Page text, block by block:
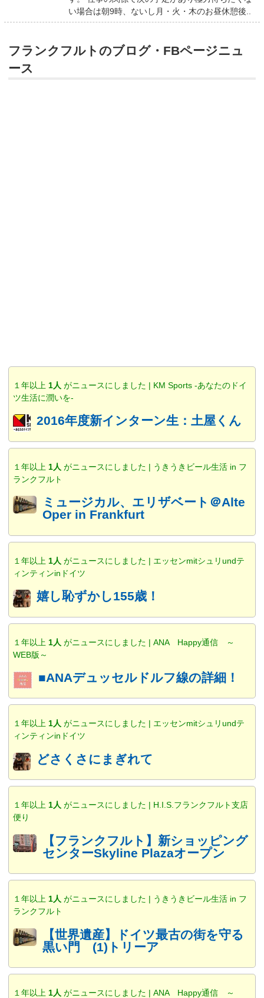
い場合は朝9時、ないし月・火・木のお昼休憩後..
フランクフルトのブログ・FBページニュ
ース
１年以上 1人 がニュースにしました | KM Sports -あなたのドイ
ツ生活に潤いを-
2016年度新インターン生：土屋くん
１年以上 1人 がニュースにしました | うきうきビール生活 in フ
ランクフルト
ミュージカル、エリザベート＠Alte
Oper in Frankfurt
１年以上 1人 がニュースにしました | エッセンmitシュリundテ
ィンティンinドイツ
嬉し恥ずかし155歳！
１年以上 1人 がニュースにしました | ANA Happy通信 ～
WEB版～
■ANAデュッセルドルフ線の詳細！
１年以上 1人 がニュースにしました | エッセンmitシュリundテ
ィンティンinドイツ
どさくさにまぎれて
１年以上 1人 がニュースにしました | H.I.S.フランクフルト支店
便り
【フランクフルト】新ショッピング
センターSkyline Plazaオープン
１年以上 1人 がニュースにしました | うきうきビール生活 in フ
ランクフルト
【世界遺産】ドイツ最古の街を守る
黒い門 (1)トリーア
１年以上 1人 がニュースにしました | ANA Happy通信 ～